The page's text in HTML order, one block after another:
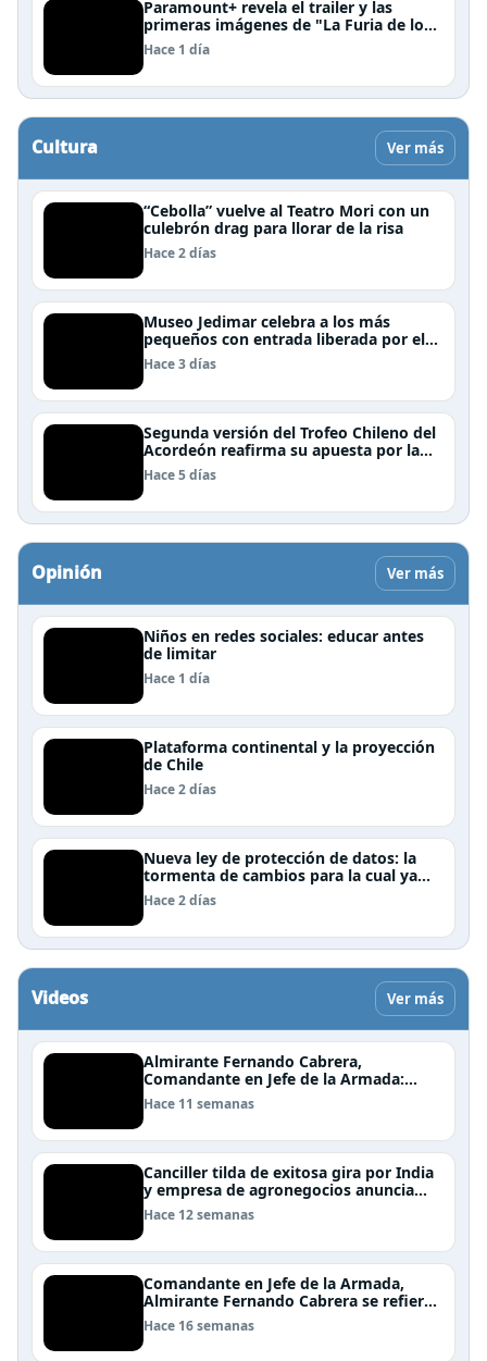
Paramount+ revela el trailer y las
primeras imágenes de "La Furia de los
Thundermans"
Hace 1 día
Cultura Ver más
“Cebolla” vuelve al Teatro Mori con un
culebrón drag para llorar de la risa
Hace 2 días
Museo Jedimar celebra a los más
pequeños con entrada liberada por el
Día del Niño
Hace 3 días
Segunda versión del Trofeo Chileno del
Acordeón reafirma su apuesta por la
profesionalización del instrumento en
Chile
Hace 5 días
Opinión Ver más
Niños en redes sociales: educar antes
de limitar
Hace 1 día
Plataforma continental y la proyección
de Chile
Hace 2 días
Nueva ley de protección de datos: la
tormenta de cambios para la cual ya
nos deberíamos estar preparando
Hace 2 días
Videos Ver más
Almirante Fernando Cabrera,
Comandante en Jefe de la Armada:
"Somos una nación Americana,
Polinésica y Antártica; bioceánica y
Hace 11 semanas
Canciller tilda de exitosa gira por India
y empresa de agronegocios anuncia
aumento de importaciones chilenas
Hace 12 semanas
Comandante en Jefe de la Armada,
Almirante Fernando Cabrera se refiere
al trabajo que realiza la Armada en
Rapa Nui
Hace 16 semanas